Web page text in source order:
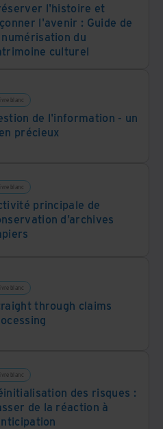
l'histoire et
l'avenir : Guide de
du
culturel
Livre blanc
de l'information - un
précieux
Livre blanc
principale de
d’archives
Livre blanc
through claims
Livre blanc
des risques :
de la réaction à